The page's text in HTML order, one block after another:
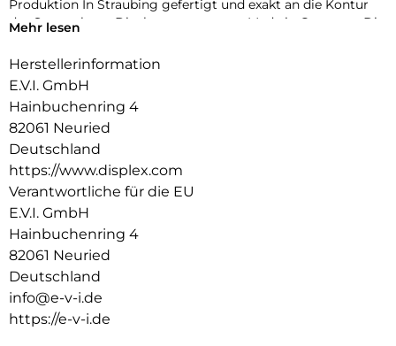
Produktion In Straubing gefertigt und exakt an die Kontur
des Smartphone Displays angepasst – Made in Germany. Die
Hüllenkompatibilität sind selbstverständlich garantiert.
Hüllenfreundlich:
Unser DISPLEX Smart Glass wird bis auf 5/100 mm genau auf
die Smartphone Konturen gefertigt und passt somit perfekt
auf Ihr Smartphone. Außerdem ist die Schutzfolie ultradünn.
Somit lassen sich alle handelsüblichen Schutzhüllen & Cases
mit der Panzerglasfolie benutzen. Durch einen kombinierten
Schutz aus DISPLEX Smart Glass und Ihrer Lieblingshülle
wird Ihr Smartphone rundum optimal geschützt.
Anti Fingerprint:
Die oberste Schicht unserer 4-Layer Technology besteht aus
einem High-Tech Plasma Coating. Die hydro- und oleophobe
Anti-Fingerprint-Beschichtung ist fett- und
schmutzabweisend, extrem langanhaltend und gewährleistet
optimalen Touch und Scrollen. Durch diese Technologie sieht
Mehr lesen
Herstellerinformation
E.V.I. GmbH
Hainbuchenring 4
82061 Neuried
Deutschland
https://www.displex.com
Verantwortliche für die EU
E.V.I. GmbH
Hainbuchenring 4
82061 Neuried
Deutschland
info@e-v-i.de
https://e-v-i.de